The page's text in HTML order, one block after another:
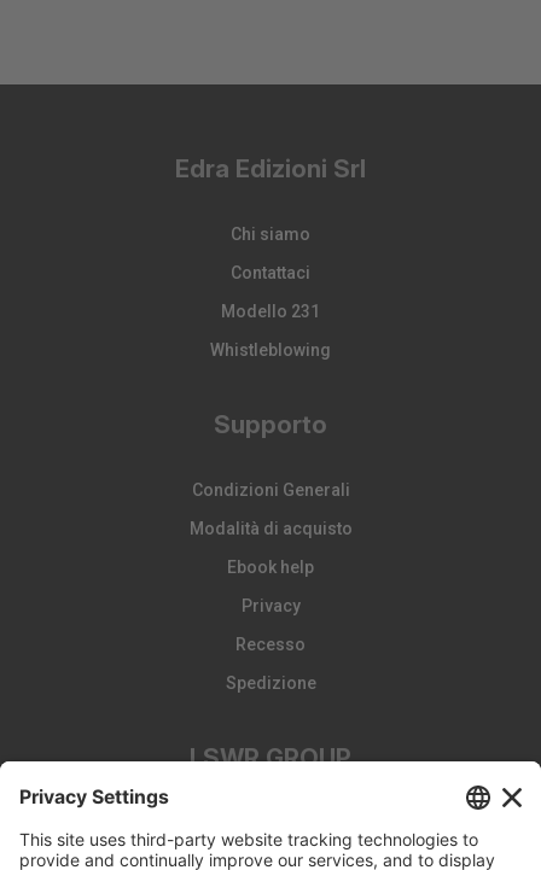
Edra Edizioni Srl
Chi siamo
Contattaci
Modello 231
Whistleblowing
Supporto
Condizioni Generali
Modalità di acquisto
Ebook help
Privacy
Recesso
Spedizione
LSWR GROUP
Edizioni EDRA